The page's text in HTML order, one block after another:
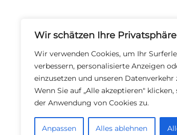
Wir schätzen Ihre Privatsphäre
Wir verwenden Cookies, um Ihr
verbessern, personalisierte Anzeigen
einzusetzen und unseren Datenverkehr
Wenn Sie auf „Alle akzeptieren"
der Anwendung von Cookies zu.
Anpassen Alles ablehnen